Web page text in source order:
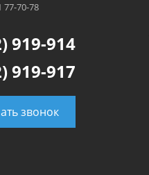
77-70-78
919-914
919-917
звонок